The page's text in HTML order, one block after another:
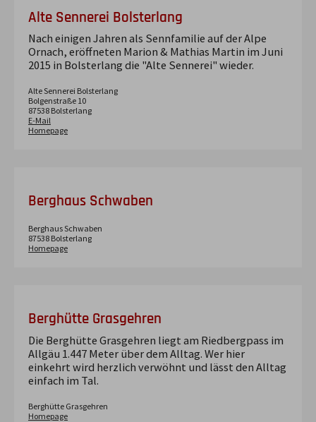
Alte Sennerei Bolsterlang
Nach einigen Jahren als Sennfamilie auf der Alpe
Ornach, eröffneten Marion & Mathias Martin im Juni
2015 in Bolsterlang die "Alte Sennerei" wieder.
Alte Sennerei Bolsterlang
Bolgenstraße 10
87538 Bolsterlang
E-Mail
Homepage
Berghaus Schwaben
Berghaus Schwaben
87538 Bolsterlang
Homepage
Berghütte Grasgehren
Die Berghütte Grasgehren liegt am Riedbergpass im
Allgäu 1.447 Meter über dem Alltag. Wer hier
einkehrt wird herzlich verwöhnt und lässt den Alltag
einfach im Tal.
Berghütte Grasgehren
Homepage